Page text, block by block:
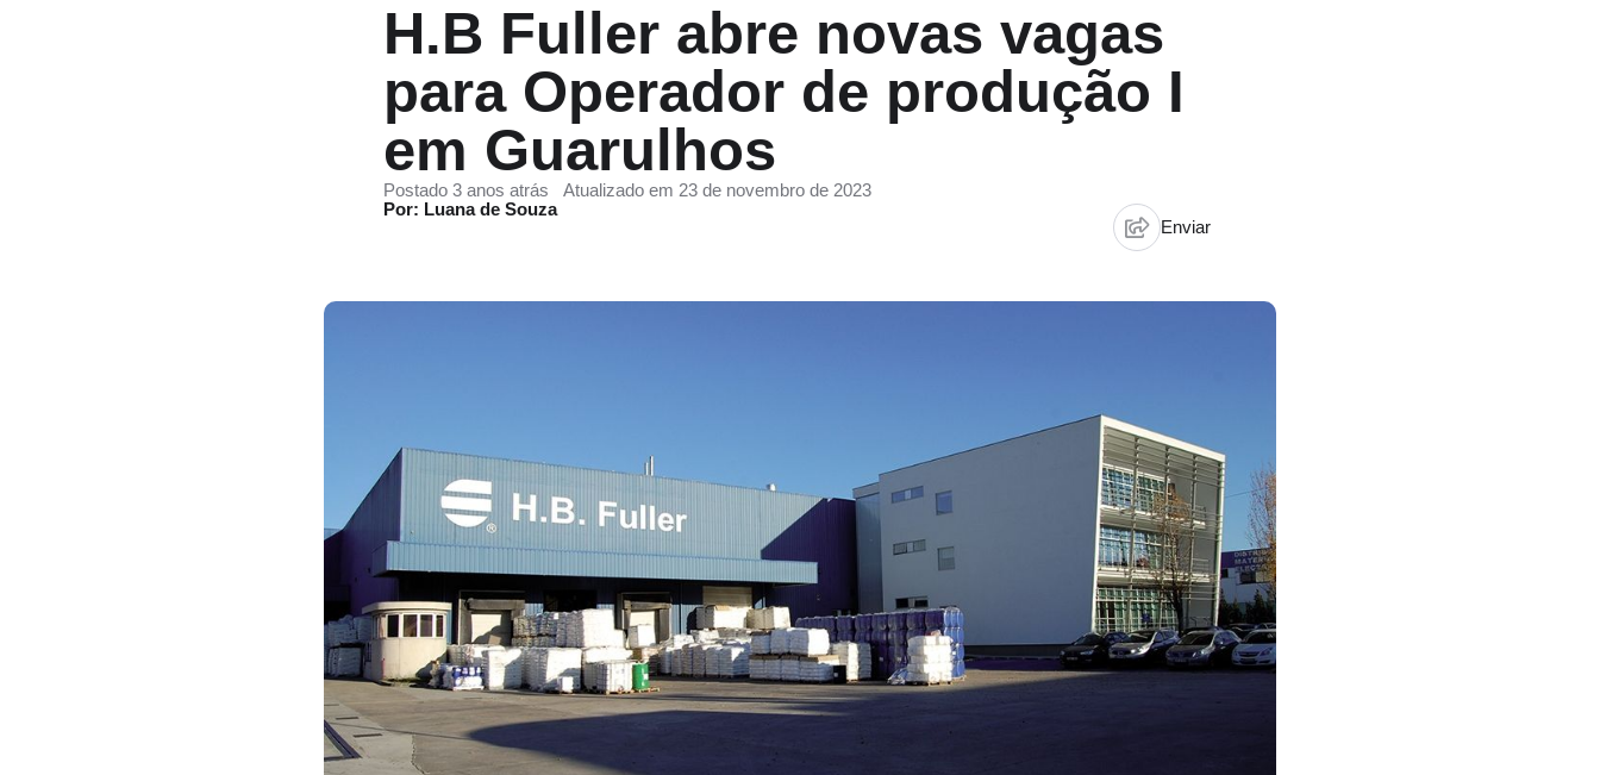
H.B Fuller abre novas vagas
para Operador de produção I
em Guarulhos
Postado 3 anos atrás
Atualizado em 23 de novembro de 2023
Por: Luana de Souza
Enviar